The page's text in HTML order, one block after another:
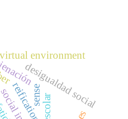
desigualdad social
reification
virtual environment
sense